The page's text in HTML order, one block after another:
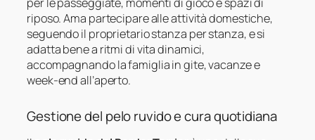
riposo. Ama partecipare alle attività domestiche,
seguendo il proprietario stanza per stanza, e si
adatta bene a ritmi di vita dinamici,
accompagnando la famiglia in gite, vacanze e
week-end all’aperto.
Gestione del pelo ruvido e cura quotidiana